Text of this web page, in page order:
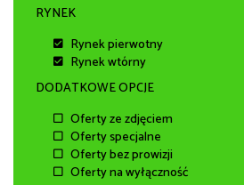
RYNEK
Rynek pierwotny
Rynek wtórny
DODATKOWE OPCJE
Oferty ze zdjęciem
Oferty specjalne
Oferty bez prowizji
Oferty na wyłączność